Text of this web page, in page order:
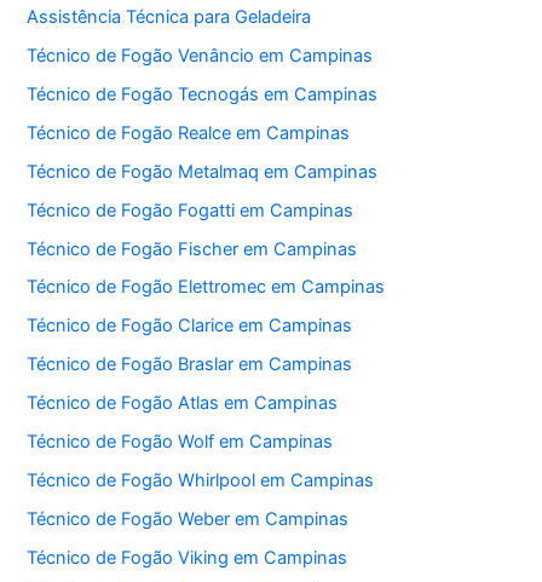
Assistência Técnica para Geladeira
Técnico de Fogão Venâncio em Campinas
Técnico de Fogão Tecnogás em Campinas
Técnico de Fogão Realce em Campinas
Técnico de Fogão Metalmaq em Campinas
Técnico de Fogão Fogatti em Campinas
Técnico de Fogão Fischer em Campinas
Técnico de Fogão Elettromec em Campinas
Técnico de Fogão Clarice em Campinas
Técnico de Fogão Braslar em Campinas
Técnico de Fogão Atlas em Campinas
Técnico de Fogão Wolf em Campinas
Técnico de Fogão Whirlpool em Campinas
Técnico de Fogão Weber em Campinas
Técnico de Fogão Viking em Campinas